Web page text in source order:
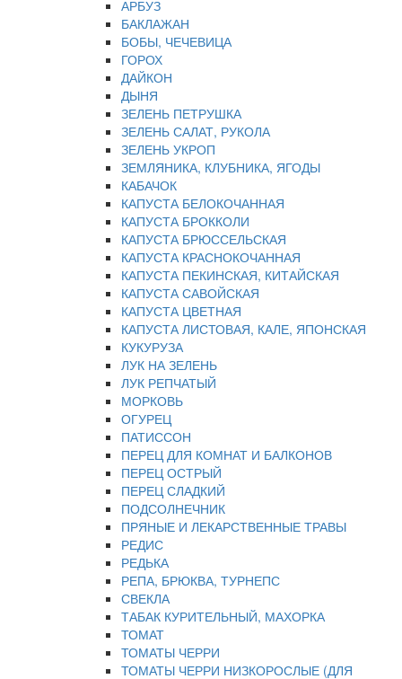
АРБУЗ
БАКЛАЖАН
БОБЫ, ЧЕЧЕВИЦА
ГОРОХ
ДАЙКОН
ДЫНЯ
ЗЕЛЕНЬ ПЕТРУШКА
ЗЕЛЕНЬ САЛАТ, РУКОЛА
ЗЕЛЕНЬ УКРОП
ЗЕМЛЯНИКА, КЛУБНИКА, ЯГОДЫ
КАБАЧОК
КАПУСТА БЕЛОКОЧАННАЯ
КАПУСТА БРОККОЛИ
КАПУСТА БРЮССЕЛЬСКАЯ
КАПУСТА КРАСНОКОЧАННАЯ
КАПУСТА ПЕКИНСКАЯ, КИТАЙСКАЯ
КАПУСТА САВОЙСКАЯ
КАПУСТА ЦВЕТНАЯ
КАПУСТА ЛИСТОВАЯ, КАЛЕ, ЯПОНСКАЯ
КУКУРУЗА
ЛУК НА ЗЕЛЕНЬ
ЛУК РЕПЧАТЫЙ
МОРКОВЬ
ОГУРЕЦ
ПАТИССОН
ПЕРЕЦ ДЛЯ КОМНАТ И БАЛКОНОВ
ПЕРЕЦ ОСТРЫЙ
ПЕРЕЦ СЛАДКИЙ
ПОДСОЛНЕЧНИК
ПРЯНЫЕ И ЛЕКАРСТВЕННЫЕ ТРАВЫ
РЕДИС
РЕДЬКА
РЕПА, БРЮКВА, ТУРНЕПС
СВЕКЛА
ТАБАК КУРИТЕЛЬНЫЙ, МАХОРКА
ТОМАТ
ТОМАТЫ ЧЕРРИ
ТОМАТЫ ЧЕРРИ НИЗКОРОСЛЫЕ (ДЛЯ